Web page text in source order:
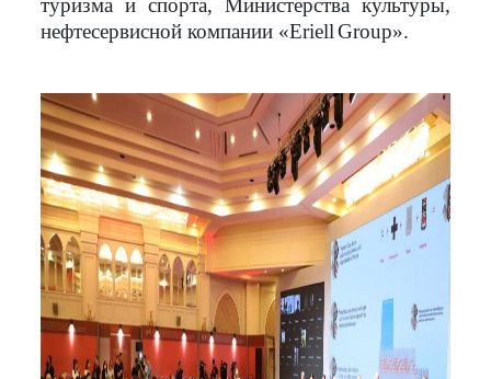
туризма и спорта, Министерства культуры,
нефтесервисной компании «EriellGroup».